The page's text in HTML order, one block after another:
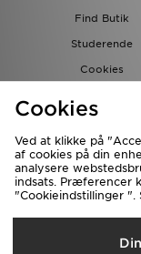
Find Butik
Studerende
Cookies
Cookies
Ved at klikke på
af cookies på din
analysere
indsats. Præferencer
"Cookieindstillinger ".